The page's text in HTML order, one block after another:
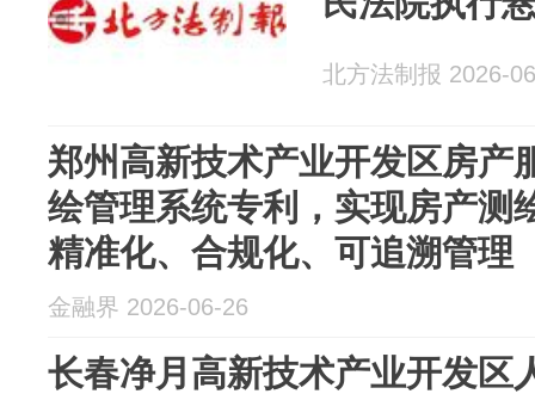
北方法制报 2026-
郑州高新技术产业开发区房产
绘管理系统专利，实现房产测
精准化、合规化、可追溯管理
金融界 2026-06-26
长春净月高新技术产业开发区